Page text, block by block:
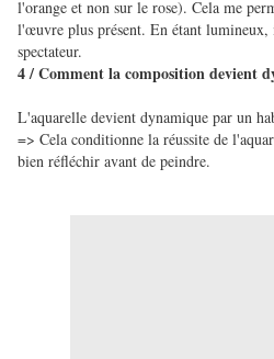
l'orange et non sur le rose). Cela me
l'œuvre plus présent. En étant
spectateur.
4 / Comment la composition devient
L'aquarelle devient dynamique par un
=> Cela conditionne la réussite de
bien réfléchir avant de peindre.